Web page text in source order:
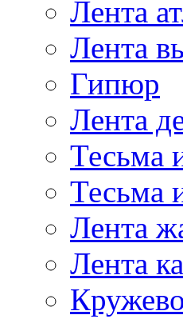
Лента
Лента
Гипюр
Лента
Тесьма
Тесьма
Лента
Лента
Кружево